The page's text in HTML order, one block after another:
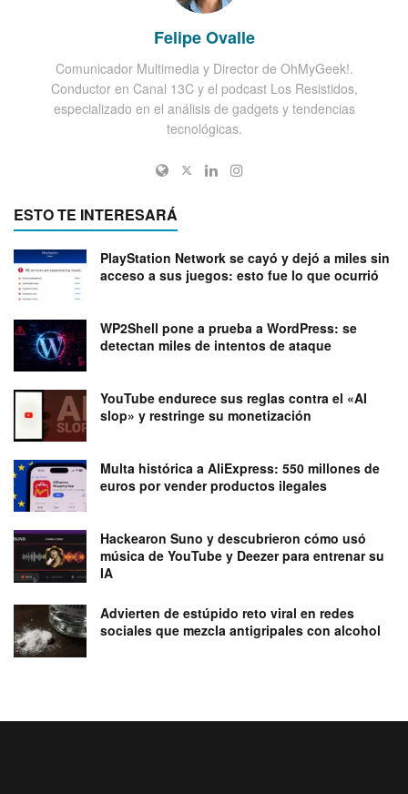
Felipe Ovalle
Comunicador Multimedia y Director de OhMyGeek!.
Conductor en Canal 13C y el podcast Los Resistidos,
especializado en el análisis de gadgets y tendencias
tecnológicas.
ESTO TE INTERESARÁ
PlayStation Network se cayó y dejó a miles sin
acceso a sus juegos: esto fue lo que ocurrió
WP2Shell pone a prueba a WordPress: se
detectan miles de intentos de ataque
YouTube endurece sus reglas contra el «AI
slop» y restringe su monetización
Multa histórica a AliExpress: 550 millones de
euros por vender productos ilegales
Hackearon Suno y descubrieron cómo usó
música de YouTube y Deezer para entrenar su
IA
Advierten de estúpido reto viral en redes
sociales que mezcla antigripales con alcohol